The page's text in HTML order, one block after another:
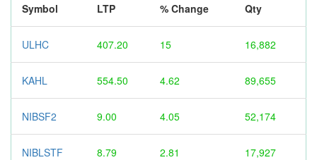
Symbol LTP % Change Qty
ULHC 407.20 15 16,882
KAHL 554.50 4.62 89,655
NIBSF2 9.00 4.05 52,174
NIBLSTF 8.79 2.81 17,927